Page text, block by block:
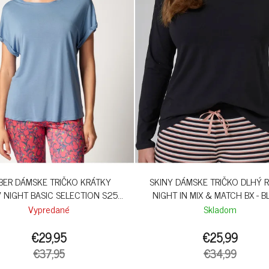
DÁMSKE TRIČKO KRÁTKY
NIGHT BASIC SELECTION S25 -
ASHLEIGH BLUE
Vypredané
€29,95
€37,95
SKINY DÁMSKE TRIČKO DLHÝ
NIGHT IN MIX & MATCH BX -
Skladom
€25,99
€34,99